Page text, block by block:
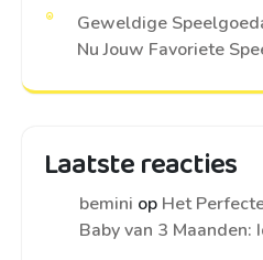
Geweldige
Nu Jouw Favoriete
Laatste reacties
bemini op Het
Baby van 3 Maanden: